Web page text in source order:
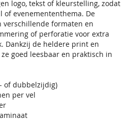
logo, tekst of kleurstelling, zodat
evenemententhema. De
formaten en
of perforatie voor extra
Dankzij de heldere print en
goed leesbaar en praktisch in
of dubbelzijdig)
per vel